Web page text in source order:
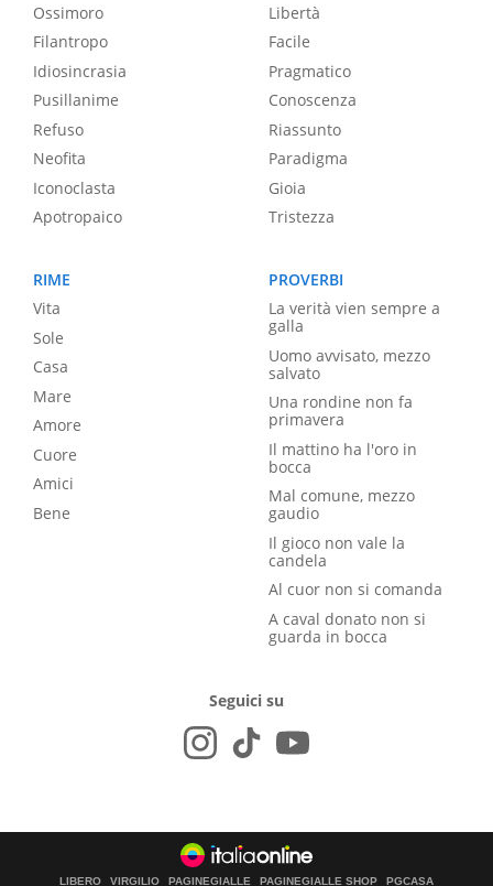
Ossimoro
Filantropo
Idiosincrasia
Pusillanime
Refuso
Neofita
Iconoclasta
Apotropaico
Libertà
Facile
Pragmatico
Conoscenza
Riassunto
Paradigma
Gioia
Tristezza
RIME
Vita
Sole
Casa
Mare
Amore
Cuore
Amici
Bene
PROVERBI
La verità vien sempre a
galla
Uomo avvisato, mezzo
salvato
Una rondine non fa
primavera
Il mattino ha l'oro in
bocca
Mal comune, mezzo
gaudio
Il gioco non vale la
candela
Al cuor non si comanda
A caval donato non si
guarda in bocca
Seguici su
LIBERO VIRGILIO PAGINEGIALLE PAGINEGIALLE SHOP PGCASA